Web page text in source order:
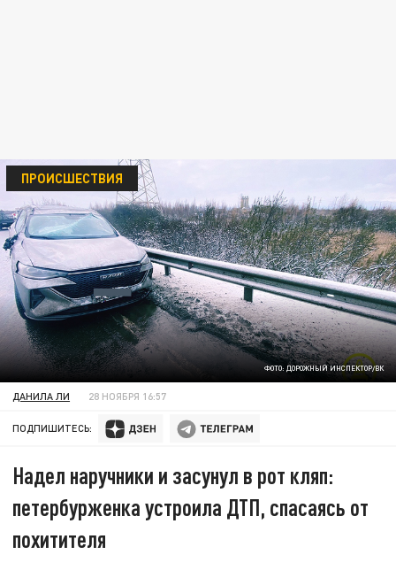
ФОТО: ДОРОЖНЫЙ ИНСПЕКТОР/ВК
ПРОИСШЕСТВИЯ
ДАНИЛА ЛИ 28 НОЯБРЯ 16:57
ПОДПИШИТЕСЬ:
Надел наручники и засунул в рот кляп:
петербурженка устроила ДТП, спасаясь от
похитителя